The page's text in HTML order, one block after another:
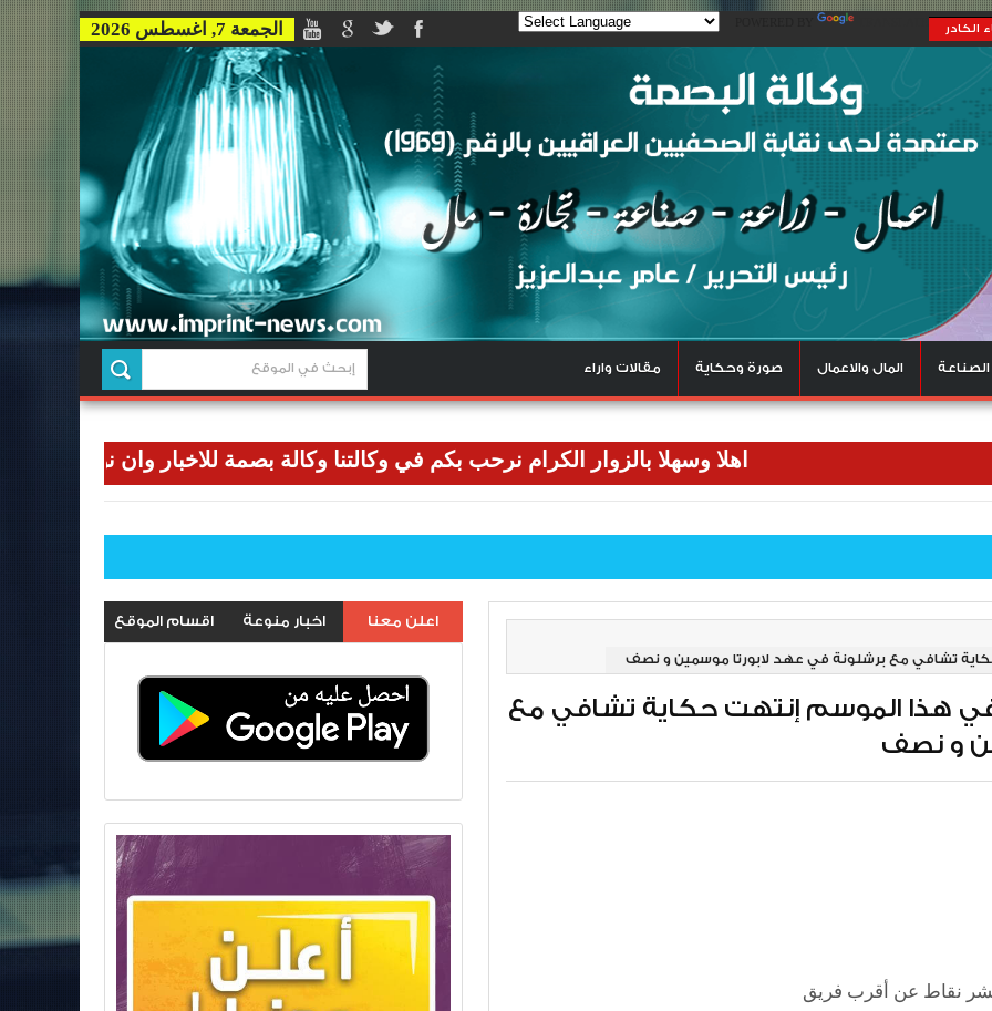
الكادر الجمعة 7, اغسطس 2026
الصناعة المال والاعمال صورة وحكاية مقالات واراء
اهلا وسهلا بالزوار الكرام نرحب بكم في وكالتنا وكالة بصمة للاخبار وان نوصل رسالتنا
حكاية تشافي مع برشلونة في عهد لابورتا موسمين و نصف
في هذا الموسم إنتهت حكاية تشافي مع
و نصف
اعلن معنا اخبار منوعة اقسام الموقع